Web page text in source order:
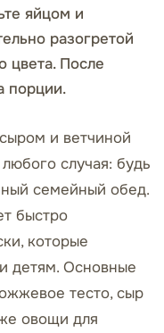
яйцом и
разогретой
цвета. После
порции.
и ветчиной
случая: будь
семейный обед.
быстро
которые
детям. Основные
тесто, сыр
овощи для